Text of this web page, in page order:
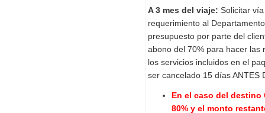
A 3 mes del viaje: Solicitar
requerimiento al
presupuesto por parte del
abono del 70% para hacer las
los servicios incluidos en el
ser cancelado 15 días ANTES
En el caso del destino
80% y el monto